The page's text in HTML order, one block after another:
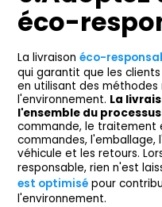
éco-
La livraisonéco-
qui garantit que les
en utilisant des
l'environnement. La
l'ensemble du
commande, le traitement
commandes, l'emballage,
véhicule et les retours.
responsable, rien n'est
est optimisé pour
l'environnement.